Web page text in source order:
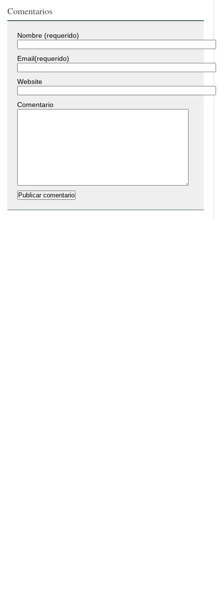
Comentarios
Nombre (requerido)
Email(requerido)
Website
Comentario